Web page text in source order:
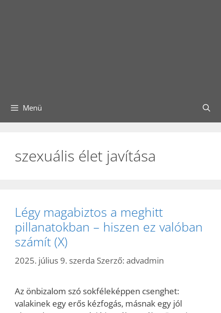
Menü
szexuális élet javítása
Légy magabiztos a meghitt
pillanatokban – hiszen ez valóban
számít (X)
2025. július 9. szerda Szerző: advadmin
Az önbizalom szó sokféleképpen csenghet:
valakinek egy erős kézfogás, másnak egy jól